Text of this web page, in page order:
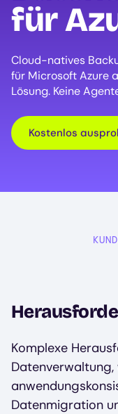
für
Cloud-natives
für Microsoft Azure
Lösung. Keine
Kostenlos
Komplexe
Datenverwaltung,
Datenmigration